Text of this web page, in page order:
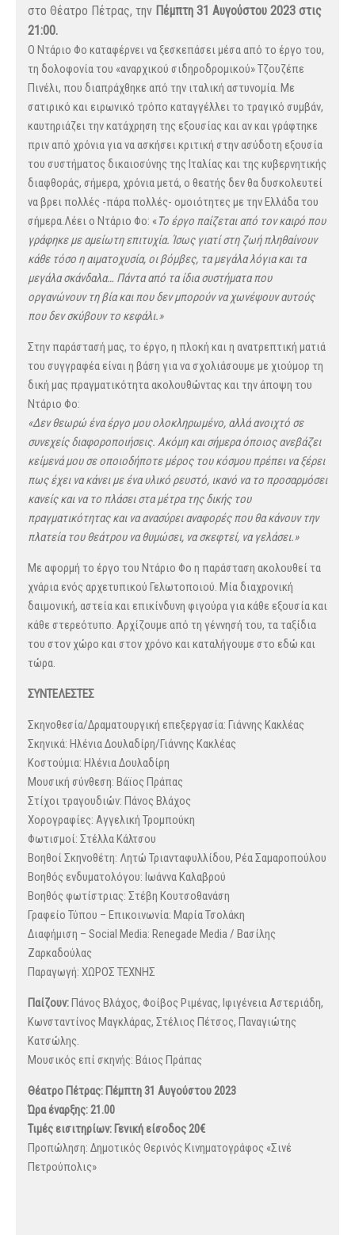
στο Θέατρο Πέτρας, την Πέμπτη 31 Αυγούστου 2023 στις
21:00.
Ο Ντάριο Φο καταφέρνει να ξεσκεπάσει μέσα από το έργο του,
τη δολοφονία του «αναρχικού σιδηροδρομικού» Τζουζέπε
Πινέλι, που διαπράχθηκε από την ιταλική αστυνομία. Με
σατιρικό και ειρωνικό τρόπο καταγγέλλει το τραγικό συμβάν,
καυτηριάζει την κατάχρηση της εξουσίας και αν και γράφτηκε
πριν από χρόνια για να ασκήσει κριτική στην ασύδοτη εξουσία
του συστήματος δικαιοσύνης της Ιταλίας και της κυβερνητικής
διαφθοράς, σήμερα, χρόνια μετά, ο θεατής δεν θα δυσκολευτεί
να βρει πολλές -πάρα πολλές- ομοιότητες με την Ελλάδα του
σήμερα.Λέει ο Ντάριο Φο: «Το έργο παίζεται από τον καιρό που
γράφηκε με αμείωτη επιτυχία. Ίσως γιατί στη ζωή πληθαίνουν
κάθε τόσο η αιματοχυσία, οι βόμβες, τα μεγάλα λόγια και τα
μεγάλα σκάνδαλα… Πάντα από τα ίδια συστήματα που
οργανώνουν τη βία και που δεν μπορούν να χωνέψουν αυτούς
που δεν σκύβουν το κεφάλι.»
Στην παράστασή μας, το έργο, η πλοκή και η ανατρεπτική ματιά
του συγγραφέα είναι η βάση για να σχολιάσουμε με χιούμορ τη
δική μας πραγματικότητα ακολουθώντας και την άποψη του
Ντάριο Φο:
«Δεν θεωρώ ένα έργο μου ολοκληρωμένο, αλλά ανοιχτό σε
συνεχείς διαφοροποιήσεις. Ακόμη και σήμερα όποιος ανεβάζει
κείμενά μου σε οποιοδήποτε μέρος του κόσμου πρέπει να ξέρει
πως έχει να κάνει με ένα υλικό ρευστό, ικανό να το προσαρμόσει
κανείς και να το πλάσει στα μέτρα της δικής του
πραγματικότητας και να ανασύρει αναφορές που θα κάνουν την
πλατεία του θεάτρου να θυμώσει, να σκεφτεί, να γελάσει.»
Με αφορμή το έργο του Ντάριο Φο η παράσταση ακολουθεί τα
χνάρια ενός αρχετυπικού Γελωτοποιού. Μία διαχρονική
δαιμονική, αστεία και επικίνδυνη φιγούρα για κάθε εξουσία και
κάθε στερεότυπο. Αρχίζουμε από τη γέννησή του, τα ταξίδια
του στον χώρο και στον χρόνο και καταλήγουμε στο εδώ και
τώρα.
ΣΥΝΤΕΛΕΣΤΕΣ
Σκηνοθεσία/Δραματουργική επεξεργασία: Γιάννης Κακλέας
Σκηνικά: Ηλένια Δουλαδίρη/Γιάννης Κακλέας
Κοστούμια: Ηλένια Δουλαδίρη
Μουσική σύνθεση: Βάϊος Πράπας
Στίχοι τραγουδιών: Πάνος Βλάχος
Χορογραφίες: Αγγελική Τρομπούκη
Φωτισμοί: Στέλλα Κάλτσου
Βοηθοί Σκηνοθέτη: Λητώ Τριανταφυλλίδου, Ρέα Σαμαροπούλου
Βοηθός ενδυματολόγου: Ιωάννα Καλαβρού
Βοηθός φωτίστριας: Στέβη Κουτσοθανάση
Γραφείο Τύπου – Επικοινωνία: Μαρία Τσολάκη
Διαφήμιση – Social Media: Renegade Media / Βασίλης
Ζαρκαδούλας
Παραγωγή: ΧΩΡΟΣ ΤΕΧΝΗΣ
Παίζουν:Πάνος Βλάχος, Φοίβος Ριμένας, Ιφιγένεια Αστεριάδη,
Κωνσταντίνος Μαγκλάρας, Στέλιος Πέτσος, Παναγιώτης
Κατσώλης.
Μουσικός επί σκηνής: Βάιος Πράπας
Θέατρο Πέτρας: Πέμπτη 31 Αυγούστου 2023
Ώρα έναρξης: 21.00
Τιμές εισιτηρίων: Γενική είσοδος 20€
Προπώληση: Δημοτικός Θερινός Κινηματογράφος «Σινέ
Πετρούπολις»